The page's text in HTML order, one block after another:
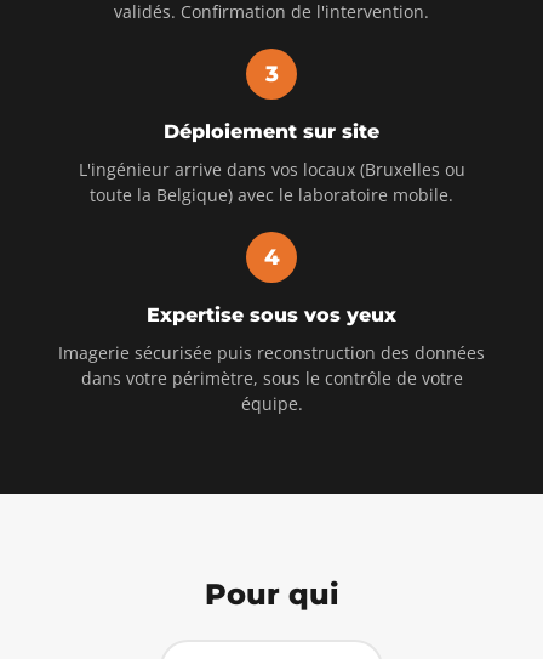
validés. Confirmation de l'intervention.
3
Déploiement sur site
L'ingénieur arrive dans vos locaux (Bruxelles ou
toute la Belgique) avec le laboratoire mobile.
4
Expertise sous vos yeux
Imagerie sécurisée puis reconstruction des données
dans votre périmètre, sous le contrôle de votre
équipe.
Pour qui